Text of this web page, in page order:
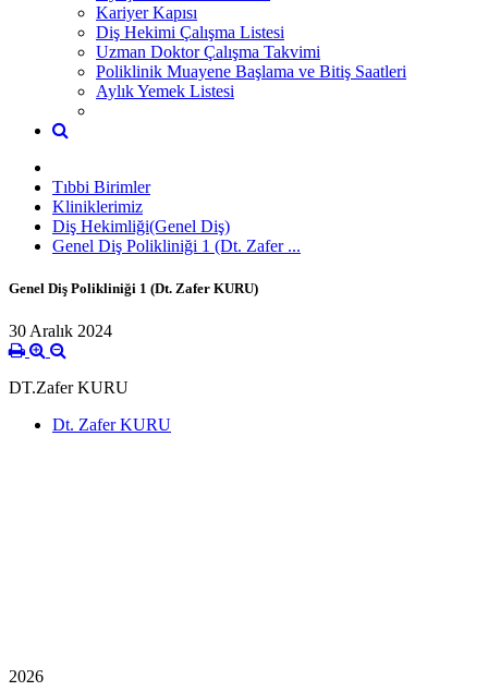
Kariyer Kapısı
Diş Hekimi Çalışma Listesi
Uzman Doktor Çalışma Takvimi
Poliklinik Muayene Başlama ve Bitiş Saatleri
Aylık Yemek Listesi
Tıbbi Birimler
Kliniklerimiz
Diş Hekimliği(Genel Diş)
Genel Diş Polikliniği 1 (Dt. Zafer ...
Genel Diş Polikliniği 1 (Dt. Zafer KURU)
30 Aralık 2024
DT.Zafer KURU
Dt. Zafer KURU
2026